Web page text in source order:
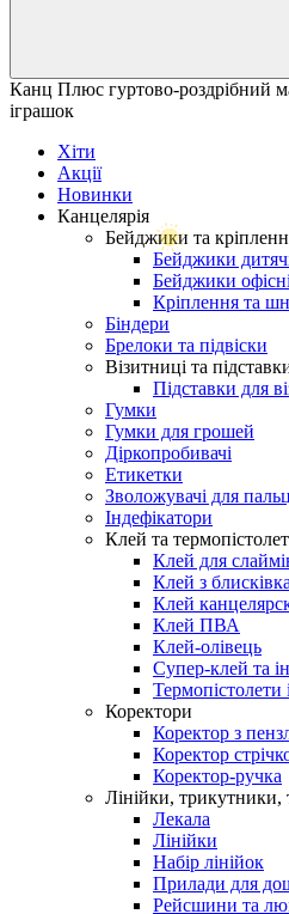
Канц Плюс гуртово-роздрібний
іграшок
Хіти
Акції
Новинки
Канцелярія
Бейджики та
Бейджики
Бейджики офісні
Кріплення та
Біндери
Брелоки та підвіски
Візитниці та
Підставки для
Гумки
Гумки для грошей
Діркопробивачі
Етикетки
Зволожувачі для
Індефікатори
Клей та
Клей для
Клей з
Клей
Клей ПВА
Клей-олівець
Супер-клей та
Термопістолети
Коректори
Коректор з
Коректор
Коректор-ручка
Лінійки, трикутники,
Лекала
Лінійки
Набір лінійок
Прилади для
Рейсшини та